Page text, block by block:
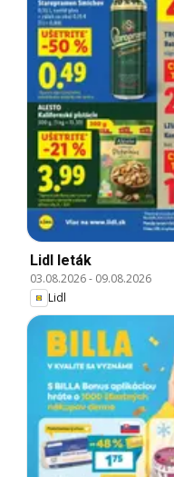
Lidl leták
03.08.2026- 09.08.2026
Lidl